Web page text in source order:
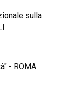
sulla
- ROMA